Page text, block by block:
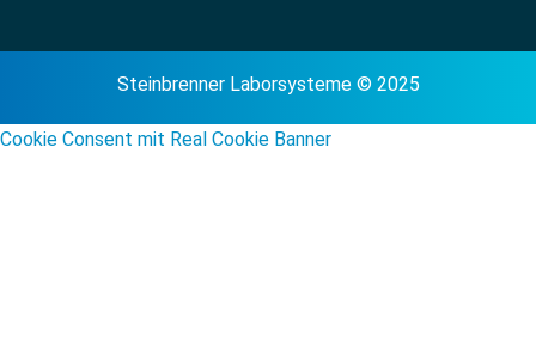
Steinbrenner Laborsysteme © 2025
Cookie Consent mit Real Cookie Banner